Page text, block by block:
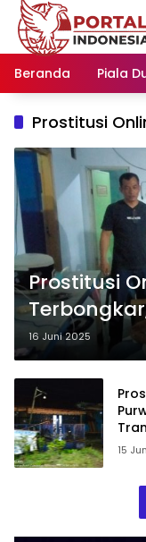
Langsung
konten
Beranda
Piala
Prostitusi
Prostitusi
Bergerak
16 Juni 2025
15